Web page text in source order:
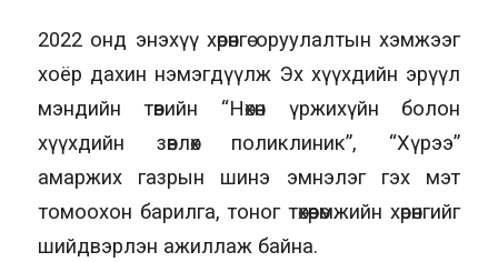
2022 онд энэхүү хөрөнгө оруулалтын хэмжээг
хоёр дахин нэмэгдүүлж Эх хүүхдийн эрүүл
мэндийн төвийн “Нөхөн үржихүйн болон
хүүхдийн зөвлөх поликлиник”, “Хүрээ”
амаржих газрын шинэ эмнэлэг гэх мэт
томоохон барилга, тоног төхөөрөмжийн хөрөнгийг
шийдвэрлэн ажиллаж байна.